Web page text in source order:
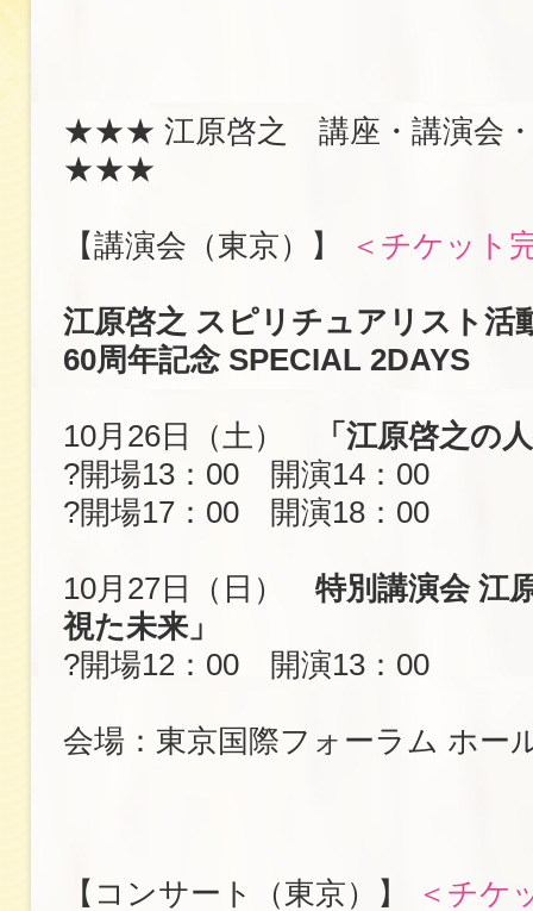
★★★ 江原啓之 講座・講演会・
★★★
【講演会（東京）】 ＜チケット
江原啓之 スピリチュアリスト活
60周年記念 SPECIAL 2DAYS
10月26日（土）
「江原啓之の
?開場13：00 開演14：00
?開場17：00 開演18：00
10月27日（日） 特別講演会 江
視た未来」
?開場12：00 開演13：00
会場：東京国際フォーラム ホー
【コンサート（東京）】 ＜チケ